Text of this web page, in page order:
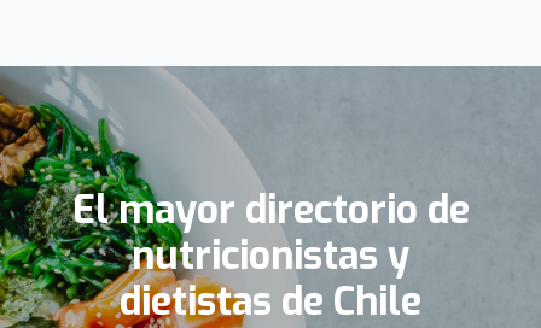
El mayor directorio de
nutricionistas y
dietistas de Chile